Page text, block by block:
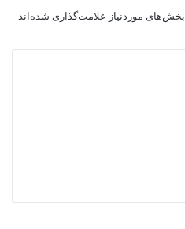
بخش‌های موردنیاز علامت‌گذاری شده‌اند